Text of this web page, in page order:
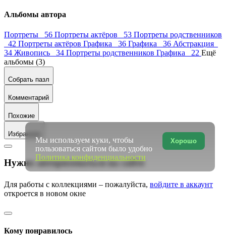
Альбомы автора
Портреты 56 Портреты актёров 53 Портреты родственников
42 Портреты актёров Графика 36 Графика 36 Абстракция
34 Живопись 34 Портреты родственников Графика 22 Ещё
альбомы (3)
Собрать пазл
Комментарий
Похожие
Избранное
Нужно авторизоваться на сайте
Для работы с коллекциями – пожалуйста, войдите в аккаунт
откроется в новом окне
Кому понравилось
Хорошо
Мы используем куки, чтобы
пользоваться сайтом было удобно
Политика конфиденциальности